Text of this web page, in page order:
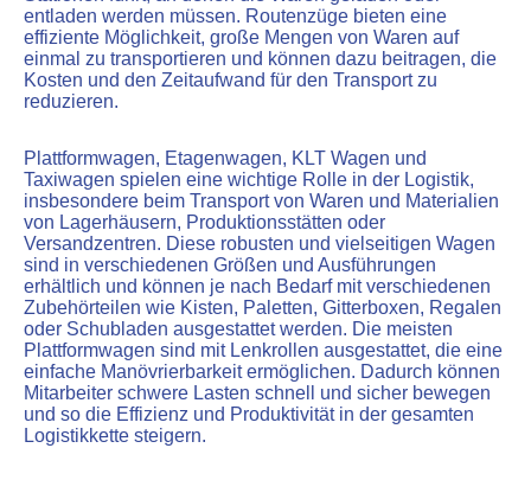
entladen werden müssen. Routenzüge bieten eine
effiziente Möglichkeit, große Mengen von Waren auf
einmal zu transportieren und können dazu beitragen, die
Kosten und den Zeitaufwand für den Transport zu
reduzieren.
Plattformwagen, Etagenwagen, KLT Wagen und
Taxiwagen spielen eine wichtige Rolle in der Logistik,
insbesondere beim Transport von Waren und Materialien
von Lagerhäusern, Produktionsstätten oder
Versandzentren. Diese robusten und vielseitigen Wagen
sind in verschiedenen Größen und Ausführungen
erhältlich und können je nach Bedarf mit verschiedenen
Zubehörteilen wie Kisten, Paletten, Gitterboxen, Regalen
oder Schubladen ausgestattet werden. Die meisten
Plattformwagen sind mit Lenkrollen ausgestattet, die eine
einfache Manövrierbarkeit ermöglichen. Dadurch können
Mitarbeiter schwere Lasten schnell und sicher bewegen
und so die Effizienz und Produktivität in der gesamten
Logistikkette steigern.